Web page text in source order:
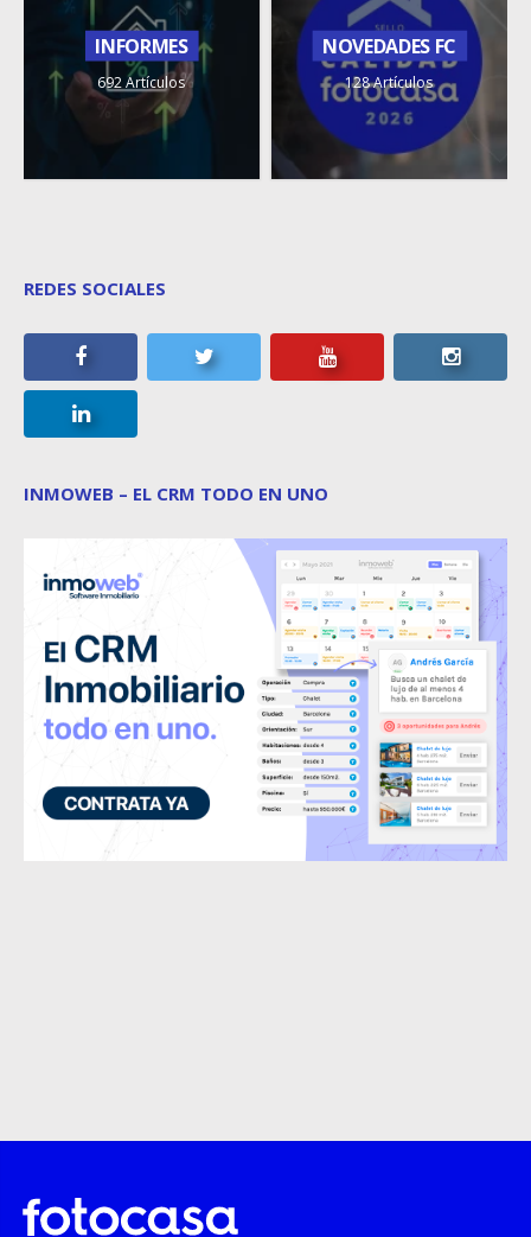
INFORMES
692 Artículos
NOVEDADES FC
128 Artículos
REDES SOCIALES
INMOWEB – EL CRM TODO EN UNO